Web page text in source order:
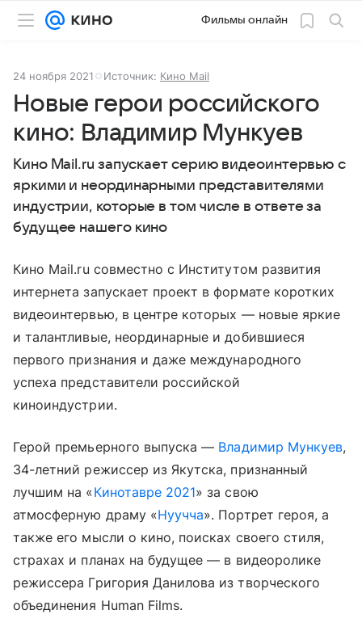
Фильмы онлайн
24 ноября 2021 Источник: Кино Mail
Новые герои российского
кино: Владимир Мункуев
Кино Mail.ru запускает серию видеоинтервью с
яркими и неординарными представителями
индустрии, которые в том числе в ответе за
будущее нашего кино
Кино Mail.ru совместно с Институтом развития
интернета запускает проект в формате коротких
видеоинтервью, в центре которых — новые яркие
и талантливые, неординарные и добившиеся
первого признания и даже международного
успеха представители российской
киноиндустрии.
Герой премьерного выпуска — Владимир Мункуев,
34-летний режиссер из Якутска, признанный
лучшим на «Кинотавре 2021» за свою
атмосферную драму «Нуучча». Портрет героя, а
также его мысли о кино, поисках своего стиля,
страхах и планах на будущее — в видеоролике
режиссера Григория Данилова из творческого
объединения Human Films.